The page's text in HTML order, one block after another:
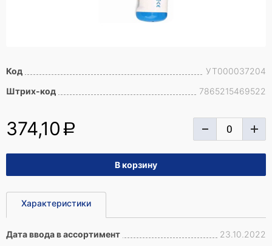
Код
УТ000037204
Штрих-код
7865215469522
374,10 a
Характеристики
Дата ввода в ассортимент 23.10.2022